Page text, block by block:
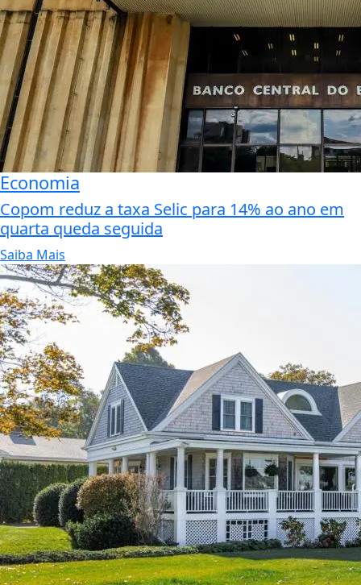
Economia
Copom reduz a taxa Selic para 14% ao ano em
quarta queda seguida
Saiba Mais